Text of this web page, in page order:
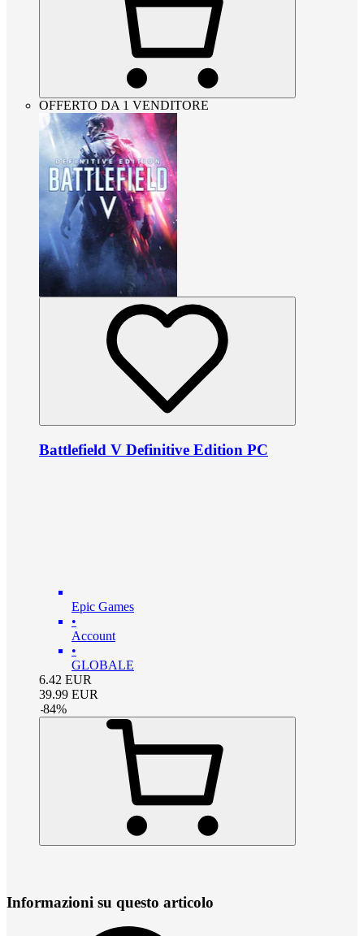
OFFERTO DA 1 VENDITORE
Battlefield V Definitive Edition PC
Epic Games
•
Account
•
GLOBALE
6.42 EUR
39.99 EUR
-84%
Informazioni su questo articolo